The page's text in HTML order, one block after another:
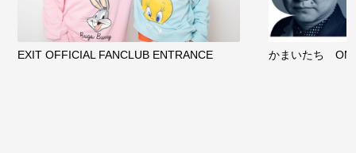
EXIT OFFICIAL FANCLUB ENTRANCE かまいたち